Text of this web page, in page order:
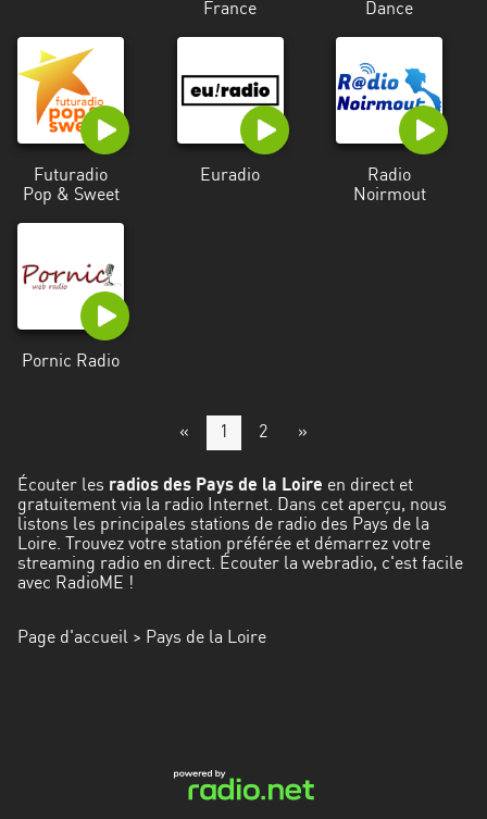
France
Dance
Futuradio
Pop & Sweet
Euradio
Radio
Noirmout
Pornic Radio
« 1 2 »
Écouter les radios des Pays de la Loire en direct et
gratuitement via la radio Internet. Dans cet aperçu, nous
listons les principales stations de radio des Pays de la
Loire. Trouvez votre station préférée et démarrez votre
streaming radio en direct. Écouter la webradio, c'est facile
avec RadioME !
Page d'accueil > Pays de la Loire